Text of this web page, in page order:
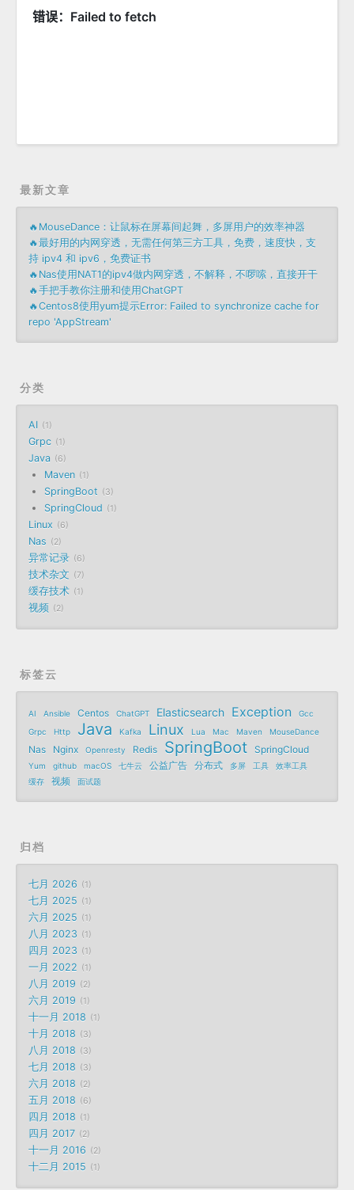
最新文章
🔥MouseDance：让鼠标在屏幕间起舞，多屏用户的效率神器
🔥最好用的内网穿透，无需任何第三方工具，免费，速度快，支
持 ipv4 和 ipv6，免费证书
🔥Nas使用NAT1的ipv4做内网穿透，不解释，不啰嗦，直接开干
🔥手把手教你注册和使用ChatGPT
🔥Centos8使用yum提示Error: Failed to synchronize cache for
repo 'AppStream'
分类
AI 1
Grpc 1
Java 6
Maven 1
SpringBoot 3
SpringCloud 1
Linux 6
Nas 2
异常记录 6
技术杂文 7
缓存技术 1
视频 2
标签云
AI Ansible Centos ChatGPT Elasticsearch Exception
Gcc
Grpc
Http Java Kafka Linux Lua Mac Maven MouseDance
Nas Nginx Openresty Redis SpringBoot SpringCloud
Yum github macOS 七牛云 公益广告 分布式 多屏 工具
效率工具
缓存
视频 面试题
归档
七月 2026 1
七月 2025 1
六月 2025 1
八月 2023 1
四月 2023 1
一月 2022 1
八月 2019 2
六月 2019 1
十一月 2018 1
十月 2018 3
八月 2018 3
七月 2018 3
六月 2018 2
五月 2018 6
四月 2018 1
四月 2017 2
十一月 2016 2
十二月 2015 1